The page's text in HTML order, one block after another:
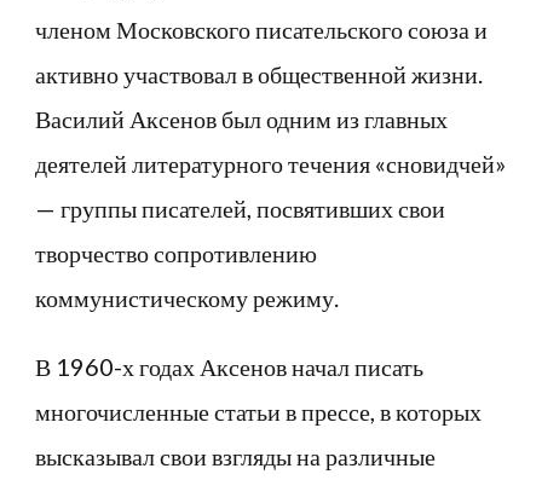
членом Московского писательского союза и
активно участвовал в общественной жизни.
Василий Аксенов был одним из главных
деятелей литературного течения «сновидчей»
— группы писателей, посвятивших свои
творчество сопротивлению
коммунистическому режиму.
В 1960-х годах Аксенов начал писать
многочисленные статьи в прессе, в которых
высказывал свои взгляды на различные